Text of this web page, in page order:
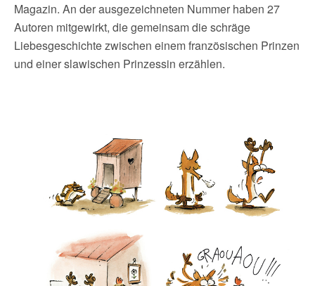
Magazin. An der ausgezeichneten Nummer haben 27
Autoren mitgewirkt, die gemeinsam die schräge
Liebesgeschichte zwischen einem französischen Prinzen
und einer slawischen Prinzessin erzählen.